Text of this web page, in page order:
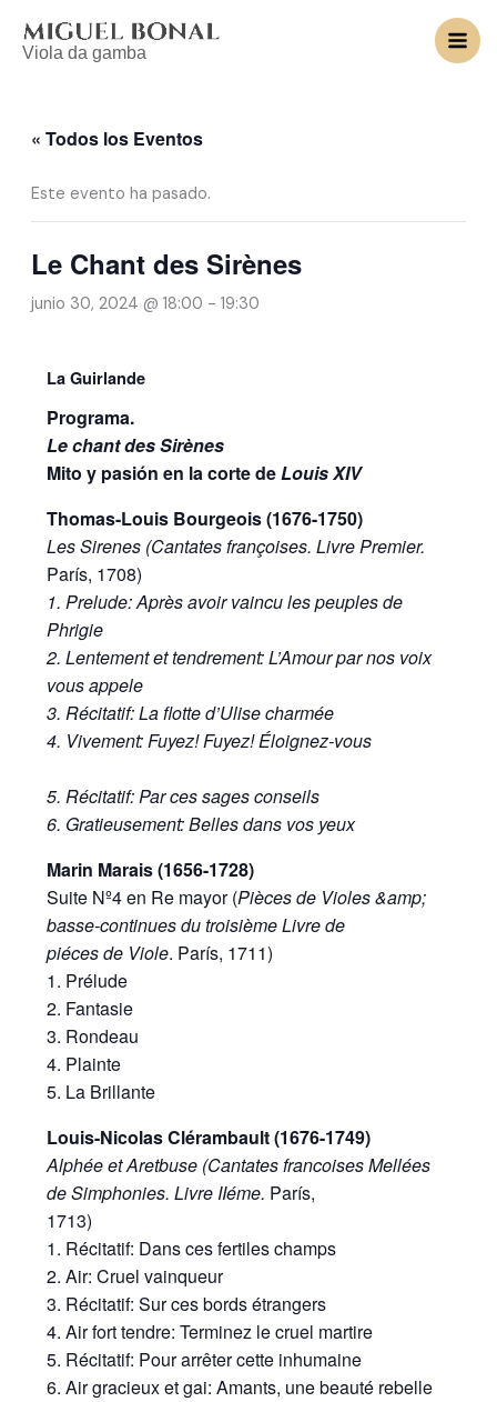
contenido
Viola da gamba
« Todos los Eventos
Este evento ha pasado.
Le Chant des Sirènes
junio 30, 2024 @ 18:00 - 19:30
La Guirlande
Programa.
Le chant des Sirènes
Mito y pasión en la corte deLouis XIV
Thomas-Louis Bourgeois (1676-1750)
Les Sirenes (Cantates françoises. Livre Premier.
París, 1708)
1. Prelude: Après avoir vaincu les peuples de
Phrigie
2. Lentement et tendrement: L’Amour par nos voix
vous appele
3. Récitatif: La flotte d’Ulise charmée
4. Vivement: Fuyez! Fuyez! Éloignez-vous
5. Récitatif: Par ces sages conseils
6. Gratieusement: Belles dans vos yeux
Marin Marais (1656-1728)
Suite Nº4 en Re mayor (Pièces de Violes &amp;
basse-continues du troisième Livre de
piéces de Viole. París, 1711)
1. Prélude
2. Fantasie
3. Rondeau
4. Plainte
5. La Brillante
Louis-Nicolas Clérambault (1676-1749)
Alphée et Aretbuse (Cantates francoises Mellées
de Simphonies. Livre IIéme. París,
1713)
1. Récitatif: Dans ces fertiles champs
2. Air: Cruel vainqueur
3. Récitatif: Sur ces bords étrangers
4. Air fort tendre: Terminez le cruel martire
5. Récitatif: Pour arrêter cette inhumaine
6. Air gracieux et gai: Amants, une beauté rebelle